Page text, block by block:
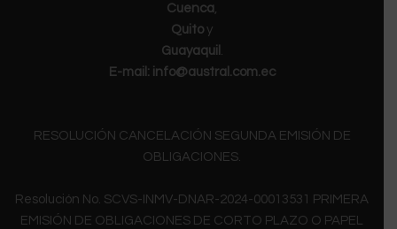
Cuenca,
Quito y
Guayaquil .
E-mail: info@austral.com.ec
RESOLUCIÓN CANCELACIÓN SEGUNDA EMISIÓN DE
OBLIGACIONES.
Resolución No. SCVS-INMV-DNAR-2024-00013531 PRIMERA
EMISIÓN DE OBLIGACIONES DE CORTO PLAZO O PAPEL